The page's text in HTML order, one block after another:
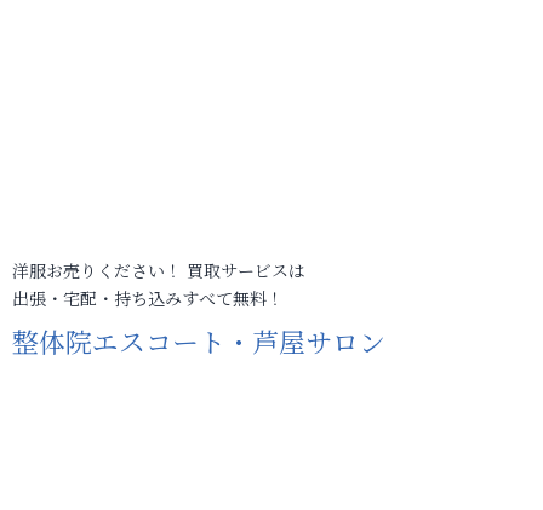
洋服お売りください！ 買取サービスは
出張・宅配・持ち込みすべて無料！
整体院エスコート・芦屋サロン